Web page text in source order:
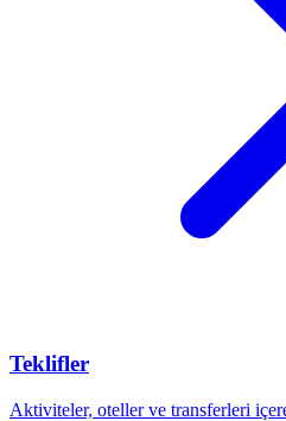
Teklifler
Aktiviteler, oteller ve transferleri